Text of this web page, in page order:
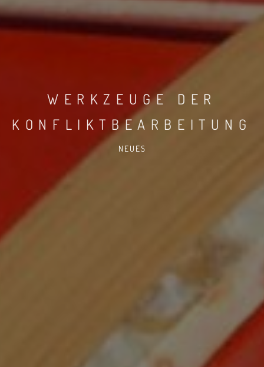
WERKZEUGE DER
KONFLIKTBEARBEITUNG
NEUES